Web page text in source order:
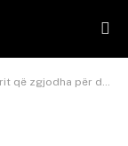
zgjodha për djalin!